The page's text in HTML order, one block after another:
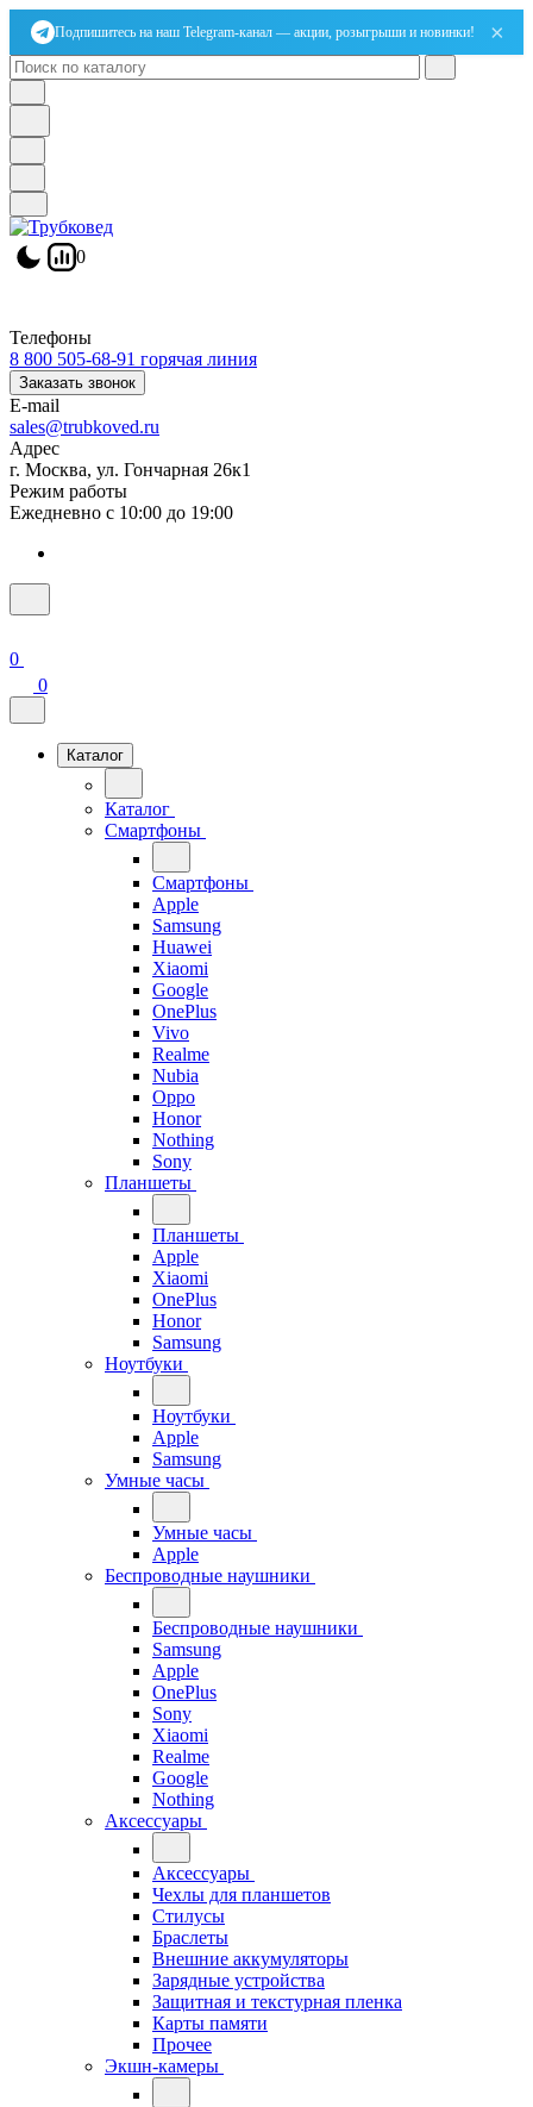
Подпишитесь на наш Telegram-канал — акции, розыгрыши и новинки! ×
0
Телефоны
8 800 505-68-91 горячая линия
Заказать звонок
E-mail
sales@trubkoved.ru
Адрес
г. Москва, ул. Гончарная 26к1
Режим работы
Ежедневно с 10:00 до 19:00
0
0
Каталог
Каталог
Смартфоны
Смартфоны
Apple
Samsung
Huawei
Xiaomi
Google
OnePlus
Vivo
Realme
Nubia
Oppo
Honor
Nothing
Sony
Планшеты
Планшеты
Apple
Xiaomi
OnePlus
Honor
Samsung
Ноутбуки
Ноутбуки
Apple
Samsung
Умные часы
Умные часы
Apple
Беспроводные наушники
Беспроводные наушники
Samsung
Apple
OnePlus
Sony
Xiaomi
Realme
Google
Nothing
Аксессуары
Аксессуары
Чехлы для планшетов
Стилусы
Браслеты
Внешние аккумуляторы
Зарядные устройства
Защитная и текстурная пленка
Карты памяти
Прочее
Экшн-камеры